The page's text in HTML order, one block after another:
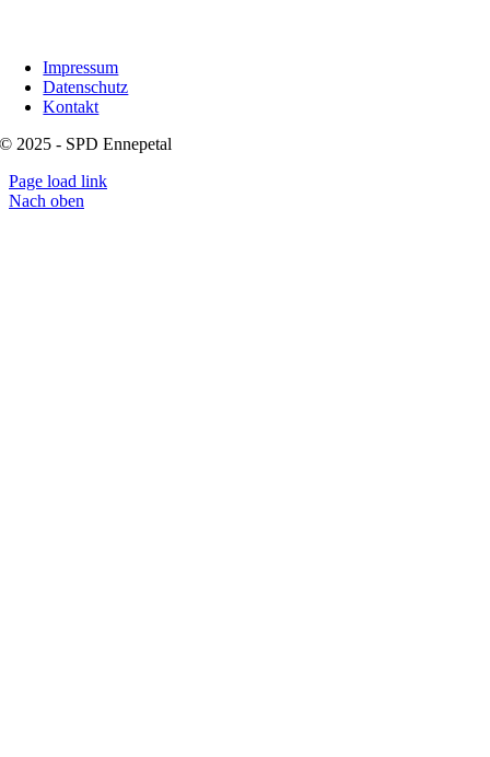
Impressum
Datenschutz
Kontakt
© 2025 - SPD Ennepetal
Page load link
Nach oben